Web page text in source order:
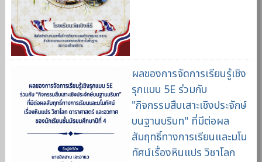
ผลของการจัดการเรียนรู้เชิง
รุกแบบ 5E ร่วมกับ
"กิจกรรมสืบเสาะเชิงประจักษ์
บนฐานบริบท" ที่มีต่อผล
สัมฤทธิ์ทางการเรียนและมโน
ทัศน์เรื่องหินแปร วิชาโลก